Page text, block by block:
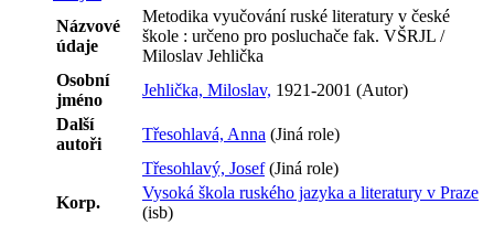
Názvové
údaje
Metodika vyučování ruské literatury v české
škole : určeno pro posluchače fak. VŠRJL /
Miloslav Jehlička
Osobní
jméno
Jehlička, Miloslav, 1921-2001 (Autor)
Další
autoři
Třesohlavá, Anna (Jiná role)
Třesohlavý, Josef(Jiná role)
Korp.
Vysoká škola ruského jazyka a literatury v Praze
(isb)